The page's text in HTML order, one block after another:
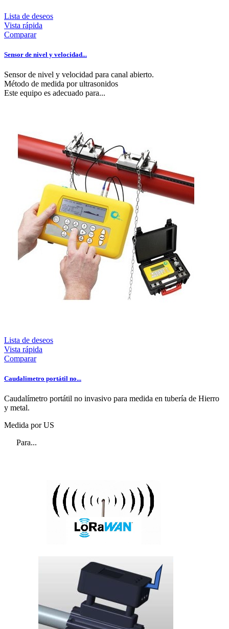
Lista de deseos
Vista rápida
Comparar
Sensor de nivel y velocidad...
Sensor de nivel y velocidad para canal abierto.
Método de medida por ultrasonidos
Este equipo es adecuado para...
Lista de deseos
Vista rápida
Comparar
Caudalimetro portátil no...
Caudalímetro portátil no invasivo para medida en tubería de Hierro
y metal.
Medida por US
Para...